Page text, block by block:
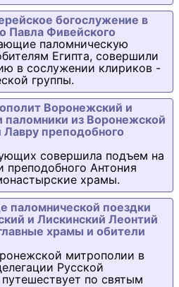
богослужение в
Павла Фивейского
паломническую
Египта, совершили
в сослужении клириков -
группы.
Воронежский и
паломники из Воронежской
преподобного
совершила подъем на
преподобного Антония
храмы.
паломнической поездки
и Лискинский Леонтий
храмы и обители
митрополии в
Русской
по святым